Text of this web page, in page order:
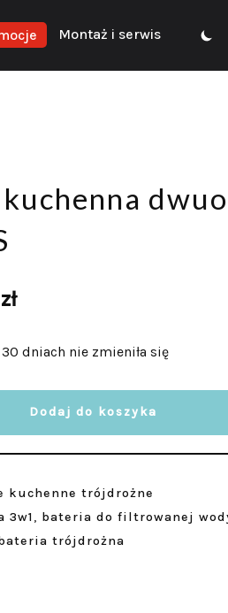
Montaż i serwis
zł
dniach nie zmieniła się
Dodaj do koszyka
kuchenne trójdrożne
3w1 , bateria do filtrowanej
trójdrożna